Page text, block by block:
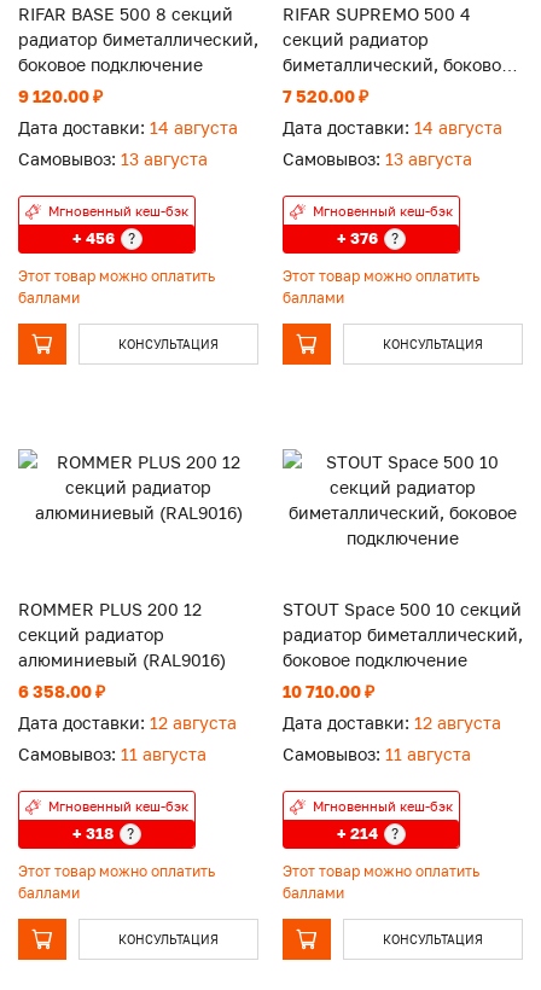
RIFAR BASE 500 8 секций
радиатор биметаллический,
боковое подключение
9 120.00 ₽
Дата доставки: 14 августа
Самовывоз: 13 августа
Мгновенный кеш-бэк
+ 456 ?
Этот товар можно оплатить
баллами
КОНСУЛЬТАЦИЯ
RIFAR SUPREMO 500 4
секций радиатор
биметаллический, боковое
подключение
7 520.00 ₽
Дата доставки: 14 августа
Самовывоз: 13 августа
Мгновенный кеш-бэк
+ 376 ?
Этот товар можно оплатить
баллами
КОНСУЛЬТАЦИЯ
ROMMER PLUS 200 12
секций радиатор
алюминиевый (RAL9016)
6 358.00 ₽
Дата доставки: 12 августа
Самовывоз: 11 августа
Мгновенный кеш-бэк
+ 318 ?
Этот товар можно оплатить
баллами
КОНСУЛЬТАЦИЯ
STOUT Space 500 10 секций
радиатор биметаллический,
боковое подключение
10 710.00 ₽
Дата доставки: 12 августа
Самовывоз: 11 августа
Мгновенный кеш-бэк
+ 214 ?
Этот товар можно оплатить
баллами
КОНСУЛЬТАЦИЯ